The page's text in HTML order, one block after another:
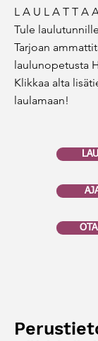
​L A U L A T T A
Tule
​Tarjoan
laulunopetusta
Klikkaa alta
laulamaan!